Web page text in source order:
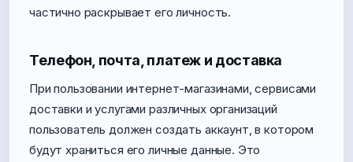
частично раскрывает его личность.
Телефон, почта, платеж и доставка
При пользовании интернет-магазинами, сервисами
доставки и услугами различных организаций
пользователь должен создать аккаунт, в котором
будут храниться его личные данные. Это